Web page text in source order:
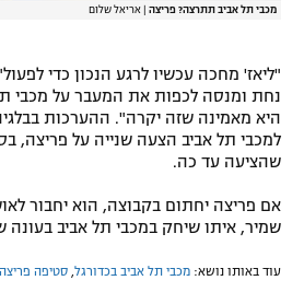
מכבי תל אביב תתרצה? פריצה אריאל שלום
"ליאז' מחכה עכשיו לרגע הנכון כדי
נחת ומנסה לכפות את המעבר על מכבי
היא מאמינה שזה יקרה". ההערכות
למכבי תל אביב הצעה שנייה על פריצה,
שהציעה עד כה.
אם פריצה יחתום בקבוצה, הוא יחבור
שמיר, איתו שיחק במכבי תל אביב בעונה
עוד באותו נושא: מכבי תל אביב בכדורגל סטיפה פריצה